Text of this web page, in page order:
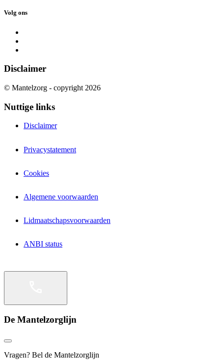
Volg ons
Disclaimer
© Mantelzorg - copyright 2026
Nuttige links
Disclaimer
Privacystatement
Cookies
Algemene voorwaarden
Lidmaatschapsvoorwaarden
ANBI status
De Mantelzorglijn
Vragen? Bel de Mantelzorglijn